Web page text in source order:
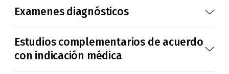
Examenes diagnósticos
Estudios complementarios de acuerdo
con indicación médica